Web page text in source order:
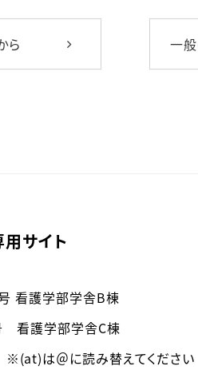
ら 一
サイト
看護学部学舎B棟
看護学部学舎C棟
は＠に読み替えてください